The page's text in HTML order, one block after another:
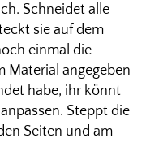
Schneidet alle
sie auf dem
einmal die
Material angegeben
habe, ihr könnt
Steppt die
Seiten und am